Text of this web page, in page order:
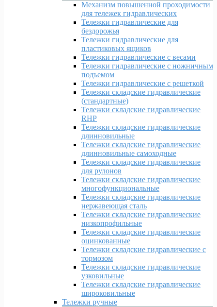
Механизм повышенной проходимости
для тележек гидравлических
Тележки гидравлические для
бездорожья
Тележки гидравлические для
пластиковых ящиков
Тележки гидравлические с весами
Тележки гидравлические с ножничным
подъемом
Тележки гидравлические с решеткой
Тележки складские гидравлические
(стандартные)
Тележки складские гидравлические
RHP
Тележки складские гидравлические
длинновильные
Тележки складские гидравлические
длинновильные самоходные
Тележки складские гидравлические
для рулонов
Тележки складские гидравлические
многофункциональные
Тележки складские гидравлические
нержавеющая сталь
Тележки складские гидравлические
низкопрофильные
Тележки складские гидравлические
оцинкованные
Тележки складские гидравлические с
тормозом
Тележки складские гидравлические
узковильные
Тележки складские гидравлические
широковильные
Тележки ручные